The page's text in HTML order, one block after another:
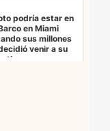
podría estar en
en Miami
sus millones
venir a su
tierra …